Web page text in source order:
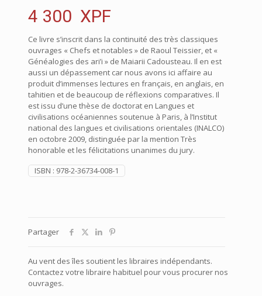
4 300 XPF
Ce livre s’inscrit dans la continuité des très classiques
ouvrages « Chefs et notables » de Raoul Teissier, et «
Généalogies des ari’i » de Maiarii Cadousteau. Il en est
aussi un dépassement car nous avons ici affaire au
produit d’immenses lectures en français, en anglais, en
tahitien et de beaucoup de réflexions comparatives. Il
est issu d’une thèse de doctorat en Langues et
civilisations océaniennes soutenue à Paris, à l’Institut
national des langues et civilisations orientales (INALCO)
en octobre 2009, distinguée par la mention Très
honorable et les félicitations unanimes du jury.
ISBN : 978-2-36734-008-1
Partager
Au vent des îles soutient les libraires indépendants.
Contactez votre libraire habituel pour vous procurer nos
ouvrages.